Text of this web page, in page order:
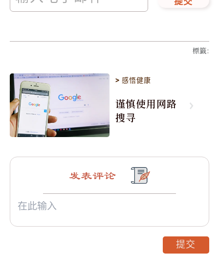
提交
標籤:
>感悟健康
谨慎使用网路
搜寻
发表评论
提交